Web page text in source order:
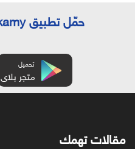
حمّل تطبيق Alamrakamy| عالم رقمي الآن
تحميل
متجر بلاى
مقالات تهمك